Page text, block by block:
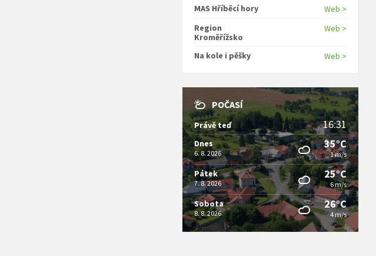
MAS Hříběcí hory
Web >
Region
Kroměřížsko
Web >
Na kole i pěšky Web >
POČASÍ
Právě teď 16:31
Dnes
6. 8. 2026
35°C
1 m/s
Pátek
7. 8. 2026
25°C
6 m/s
Sobota
8. 8. 2026
26°C
4 m/s